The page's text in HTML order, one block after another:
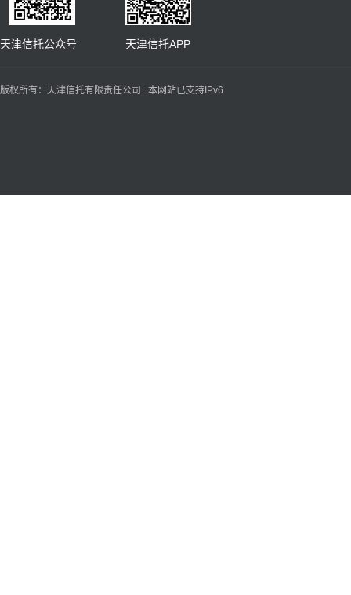
天津信托公众号 天津信托APP
版权所有：天津信托有限责任公司 本网站已支持IPv6